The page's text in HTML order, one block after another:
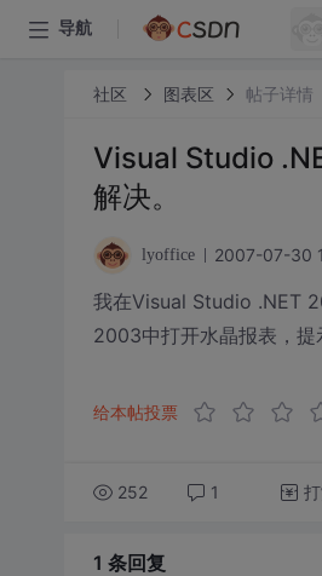
导航
社区 图表区 帖子详情
Visual Studio
解决。
lyoffice 2007-07-30
我在Visual Studio .NET
2003中打开水晶报表，提
给本帖投票
252 1
1 条回复